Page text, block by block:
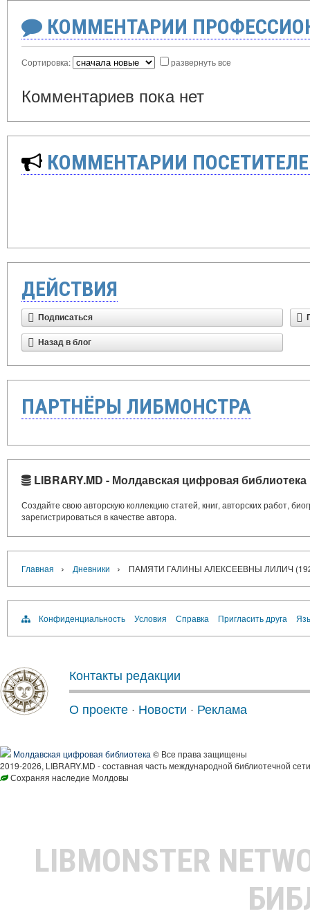
КОММЕНТАРИИ
Сортировка: развернуть все
Комментариев пока нет
КОММЕНТАРИИ
ДЕЙСТВИЯ
Подписаться
Назад в блог
ПАРТНЁРЫ ЛИБМОНСТРА
LIBRARY.MD - Молдавская цифровая библиотека
Создайте свою авторскую коллекцию статей, книг, авторских работ,
зарегистрироваться в качестве автора.
Главная › Дневники › ПАМЯТИ ГАЛИНЫ АЛЕКСЕЕВНЫ ЛИЛИЧ
Конфиденциальность Условия Справка Пригласить друга
Контакты редакции
О проекте · Новости · Реклама
Молдавская цифровая библиотека © Все права защищены
2019-2026, LIBRARY.MD - составная часть международной библиотечной
Сохраняя наследие Молдовы
LIBMONSTER